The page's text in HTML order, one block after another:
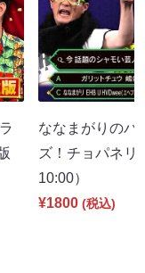
ななまがりのパ
ズ！チョパネ
10:00）
¥1800 (税込)